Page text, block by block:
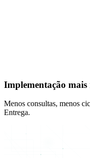
Implementação
Menos consultas, menos
Entrega.